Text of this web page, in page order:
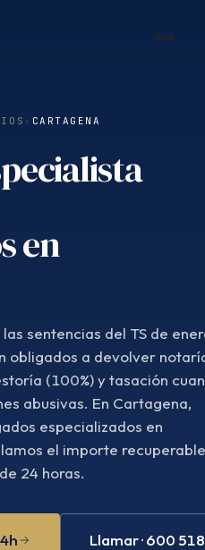
› CARTAGENA
en
sentencias del TS de
obligados a devolver
(100%) y tasación
abusivas. En Cartagena,
especializados en
el importe recuperable
24 horas.
Llamar · 600